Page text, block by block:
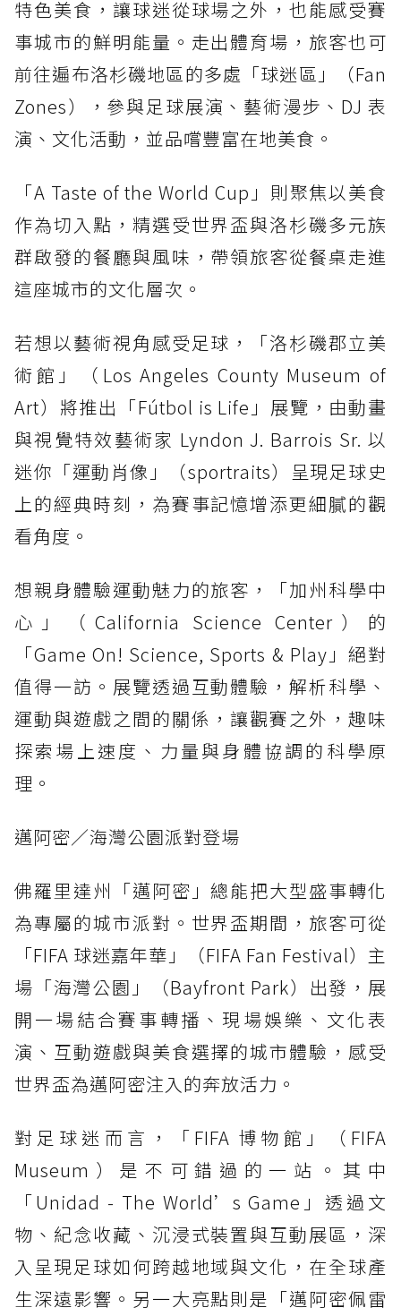
特色美食，讓球迷從球場之外，也能感受賽
事城市的鮮明能量。走出體育場，旅客也可
前往遍布洛杉磯地區的多處「球迷區」（Fan
Zones），參與足球展演、藝術漫步、DJ 表
演、文化活動，並品嚐豐富在地美食。
「A Taste of the World Cup」則聚焦以美食
作為切入點，精選受世界盃與洛杉磯多元族
群啟發的餐廳與風味，帶領旅客從餐桌走進
這座城市的文化層次。
若想以藝術視角感受足球，「洛杉磯郡立美
術館」（Los Angeles County Museum of
Art）將推出「Fútbol is Life」展覽，由動畫
與視覺特效藝術家 Lyndon J. Barrois Sr. 以
迷你「運動肖像」（sportraits）呈現足球史
上的經典時刻，為賽事記憶增添更細膩的觀
看角度。
想親身體驗運動魅力的旅客，「加州科學中
心」（California Science Center）的
「Game On! Science, Sports & Play」絕對
值得一訪。展覽透過互動體驗，解析科學、
運動與遊戲之間的關係，讓觀賽之外，趣味
探索場上速度、力量與身體協調的科學原
理。
邁阿密／海灣公園派對登場
佛羅里達州「邁阿密」總能把大型盛事轉化
為專屬的城市派對。世界盃期間，旅客可從
「FIFA 球迷嘉年華」（FIFA Fan Festival）主
場「海灣公園」（Bayfront Park）出發，展
開一場結合賽事轉播、現場娛樂、文化表
演、互動遊戲與美食選擇的城市體驗，感受
世界盃為邁阿密注入的奔放活力。
對足球迷而言，「FIFA 博物館」（FIFA
Museum）是不可錯過的一站。其中
「Unidad - The World’s Game」透過文
物、紀念收藏、沉浸式裝置與互動展區，深
入呈現足球如何跨越地域與文化，在全球產
生深遠影響。另一大亮點則是「邁阿密佩雷